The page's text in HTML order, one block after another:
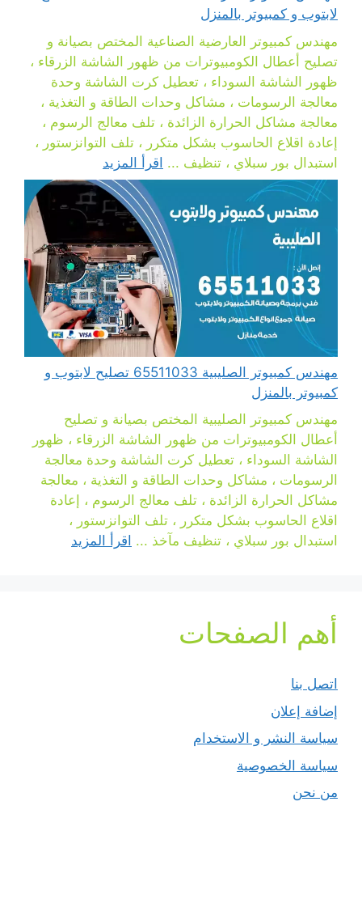
لابتوب و كمبيوتر بالمنزل
مهندس كمبيوتر العارضية الصناعية المختص بصيانة و
تصليح أعطال الكومبيوترات من ظهور الشاشة الزرقاء ،
ظهور الشاشة السوداء ، تعطيل كرت الشاشة وحدة
معالجة الرسومات ، مشاكل وحدات الطاقة و التغذية ،
معالجة مشاكل الحرارة الزائدة ، تلف معالج الرسوم ،
إعادة اقلاع الحاسوب بشكل متكرر ، تلف التوانزستور ،
استبدال بور سبلاي ، تنظيف ... اقرأ المزيد
مهندس كمبيوتر الصليبية 65511033 تصليح لابتوب و
كمبيوتر بالمنزل
مهندس كمبيوتر الصليبية المختص بصيانة و تصليح
أعطال الكومبيوترات من ظهور الشاشة الزرقاء ، ظهور
الشاشة السوداء ، تعطيل كرت الشاشة وحدة معالجة
الرسومات ، مشاكل وحدات الطاقة و التغذية ، معالجة
مشاكل الحرارة الزائدة ، تلف معالج الرسوم ، إعادة
اقلاع الحاسوب بشكل متكرر ، تلف التوانزستور ،
استبدال بور سبلاي ، تنظيف مآخذ ... اقرأ المزيد
أهم الصفحات
اتصل بنا
إضافة إعلان
سياسة النشر و الاستخدام
سياسة الخصوصية
من نحن